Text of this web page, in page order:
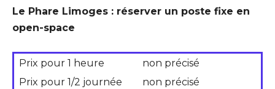
Le Phare Limoges : réserver un poste fixe en
open-space
Prix pour 1 heure
non précisé
Prix pour 1/2 journée
non précisé